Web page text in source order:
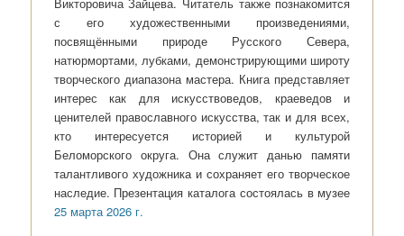
с его художественными произведениями,
посвящёнными природе Русского Севера,
натюрмортами, лубками, демонстрирующими широту
творческого диапазона мастера. Книга представляет
интерес как для искусствоведов, краеведов и
ценителей православного искусства, так и для всех,
кто интересуется историей и культурой
Беломорского округа. Она служит данью памяти
талантливого художника и сохраняет его творческое
наследие. Презентация каталога состоялась в музее
25 марта 2026 г.